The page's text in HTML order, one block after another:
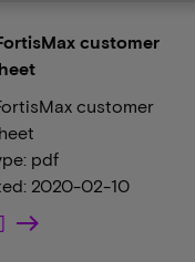
customer
customer
pdf
2020-02-10